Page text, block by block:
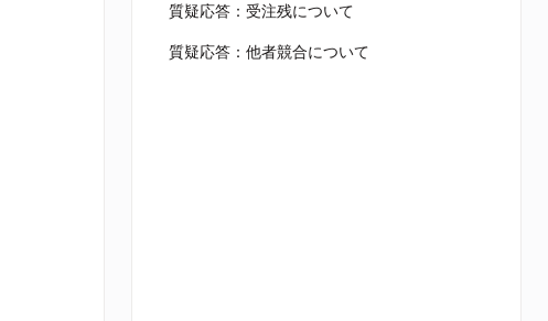
質疑応答：受注残について
質疑応答：他者競合について